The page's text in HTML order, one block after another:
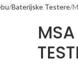
Baterijske Testere